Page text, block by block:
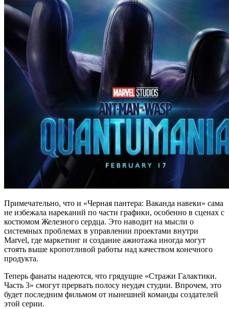
Примечательно, что и «Черная пантера: Ваканда навеки» сама
не избежала нареканий по части графики, особенно в сценах с
костюмом Железного сердца. Это наводит на мысли о
системных проблемах в управлении проектами внутри
Marvel, где маркетинг и создание ажиотажа иногда могут
стоять выше кропотливой работы над качеством конечного
продукта.
Теперь фанаты надеются, что грядущие «Стражи Галактики.
Часть 3» смогут прервать полосу неудач студии. Впрочем, это
будет последним фильмом от нынешней команды создателей
этой серии.